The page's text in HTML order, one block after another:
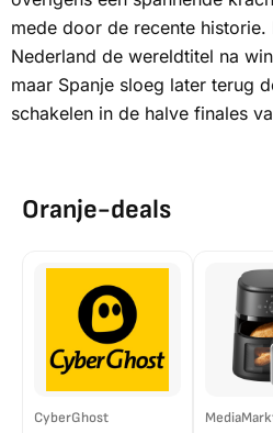
mede door de recente
Nederland de wereldtitel na
maar Spanje sloeg later terug
schakelen in de halve finales
Oranje-deals
CyberGhost